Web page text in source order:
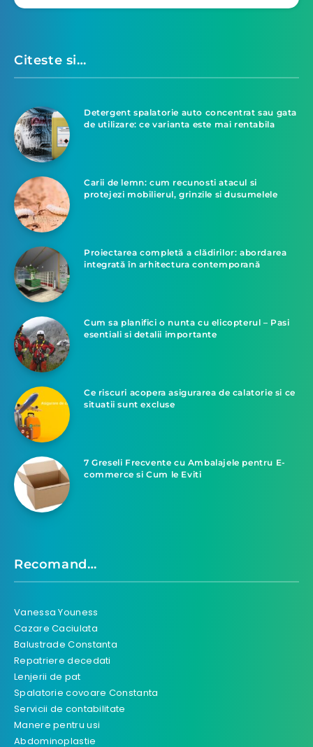
Citeste si…
Detergent spalatorie auto concentrat sau gata
de utilizare: ce varianta este mai rentabila
Carii de lemn: cum recunosti atacul si
protejezi mobilierul, grinzile si dusumelele
Proiectarea completă a clădirilor: abordarea
integrată în arhitectura contemporană
Cum sa planifici o nunta cu elicopterul – Pasi
esentiali si detalii importante
Ce riscuri acopera asigurarea de calatorie si ce
situatii sunt excluse
7 Greseli Frecvente cu Ambalajele pentru E-
commerce si Cum le Eviti
Recomand…
Vanessa Youness
Cazare Caciulata
Balustrade Constanta
Repatriere decedati
Lenjerii de pat
Spalatorie covoare Constanta
Servicii de contabilitate
Manere pentru usi
Abdominoplastie